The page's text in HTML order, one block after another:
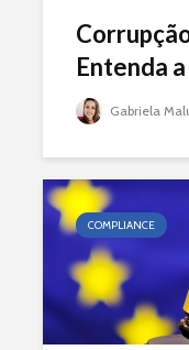
Entenda
Gabriela
COMPLIANCE